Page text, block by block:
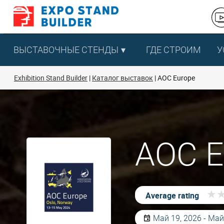
Перейти
содержанию
ВЫСТАВОЧНЫЕ СТЕНДЫ ГДЕ СТРОИМ
Exhibition Stand Builder Каталог выставок AOC Europe
AOC
Average rating ★
★
Май 19, 2026 -